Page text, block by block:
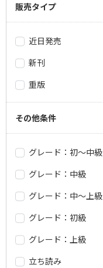
販売タイプ
近日発売
新刊
重版
その他条件
グレード：初～中級
グレード：中級
グレード：中～上級
グレード：初級
グレード：上級
立ち読み